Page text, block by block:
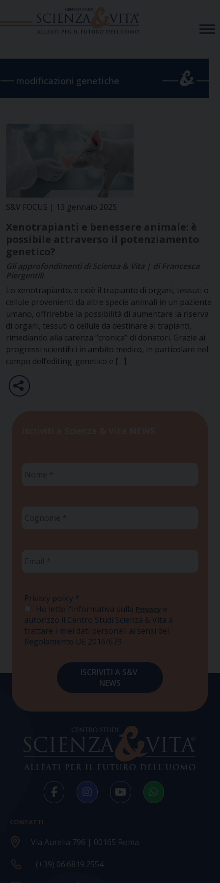
modificazioni genetiche
S&V FOCUS | 13 gennaio 2025
Xenotrapianti e benessere animale: è
possibile attraverso il potenziamento
genetico?
Gli approfondimenti di Scienza & Vita | di Francesca
Piergentili
Lo xenotrapianto, e cioè il trapianto di organi, tessuti o
cellule provenienti da altre specie animali in un paziente
umano, offrirebbe la possibilità di aumentare la riserva
di organi, tessuti o cellule da destinare ai trapianti,
rimediando alla carenza “cronica” di donatori. Grazie ai
progressi scientifici in ambito medico, in particolare nel
campo dell’editing-genetico e […]
Privacy policy *
Ho letto l'informativa sulla Privacy e
autorizzo il Centro Studi Scienza & Vita a
trattare i miei dati personali ai sensi del
Regolamento UE 2016/679
CONTATTI
Via Aurelia 796 | 00165 Roma
(+39) 06.6819.2554